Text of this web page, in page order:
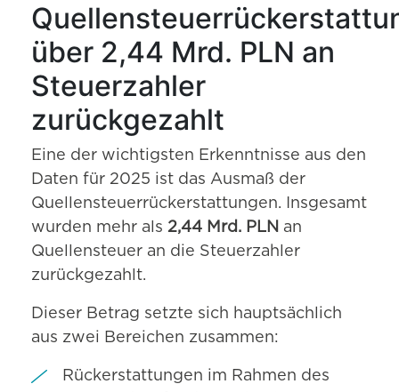
über 2,44 Mrd. PLN an
Steuerzahler
zurückgezahlt
Eine der wichtigsten Erkenntnisse aus den
Daten für 2025 ist das Ausmaß der
Quellensteuerrückerstattungen. Insgesamt
wurden mehr als 2,44 Mrd. PLN an
Quellensteuer an die Steuerzahler
zurückgezahlt.
Dieser Betrag setzte sich hauptsächlich
aus zwei Bereichen zusammen:
Rückerstattungen im Rahmen des